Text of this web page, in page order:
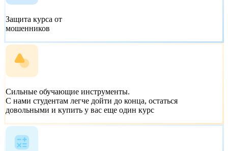
Защита курса от
мошенников
Сильные обучающие инструменты.
С нами студентам легче дойти до конца, остаться
довольными и купить у вас еще один курс